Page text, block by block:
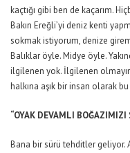
kaçtığı gibi ben de kaçarım.
Bakın Ereğli’yi deniz kenti
sokmak istiyorum, denize
Balıklar öyle. Midye öyle.
ilgilenen yok. İlgilenen
halkına aşık bir insan olarak
“OYAK DEVAMLI BOĞAZIMIZI
Bana bir sürü tehditler geliyor.